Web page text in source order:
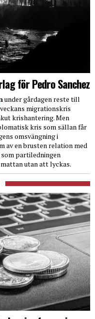
för Pedro Sanchez
under gårdagen reste till
migrationskris
krishantering. Men
kris som sällan får
omsvängning i
av en brusten relation med
partiledningen
utan att lyckas.